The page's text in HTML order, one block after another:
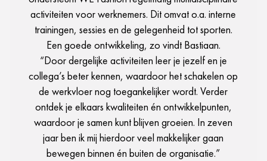
activiteiten voor werknemers. Dit omvat o.a. interne
trainingen, sessies en de gelegenheid tot sporten.
Een goede ontwikkeling, zo vindt Bastiaan.
“Door dergelijke activiteiten leer je jezelf en je
collega’s beter kennen, waardoor het schakelen op
de werkvloer nog toegankelijker wordt. Verder
ontdek je elkaars kwaliteiten én ontwikkelpunten,
waardoor je samen kunt blijven groeien. In zeven
jaar ben ik mij hierdoor veel makkelijker gaan
bewegen binnen én buiten de organisatie.”